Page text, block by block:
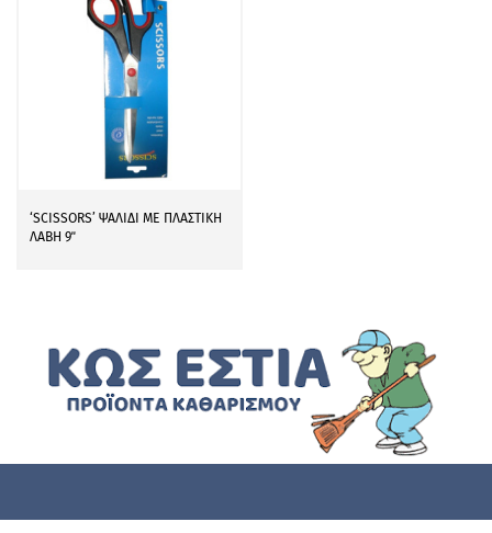
‘SCISSORS’ ΨΑΛΙΔΙ ΜΕ ΠΛΑΣΤΙΚΗ
ΛΑΒΗ 9΄΄